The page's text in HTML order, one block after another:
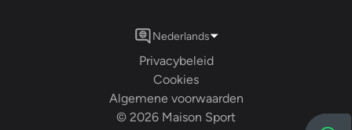
© 2026 Maison Sport
Algemene voorwaarden
Cookies
Privacybeleid
Nederlands